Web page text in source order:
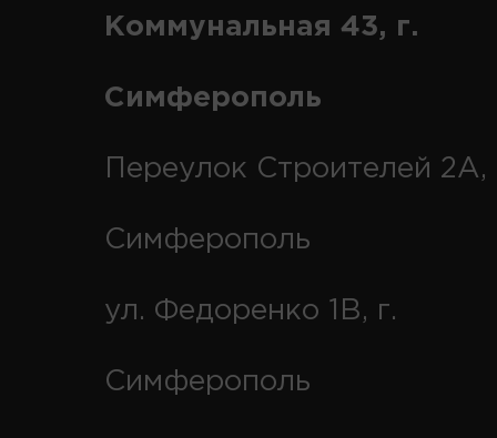
Коммунальная 43, г.
Симферополь
Переулок Строителей 2А,
Симферополь
ул. Федоренко 1В, г.
Симферополь